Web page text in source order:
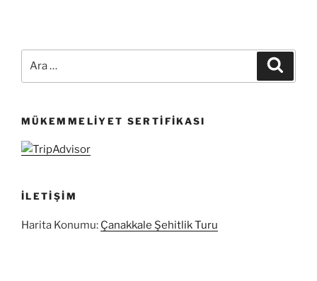
MÜKEMMELIYET SERTIFIKASI
İLETIŞIM
Harita Konumu: Çanakkale Şehitlik Turu